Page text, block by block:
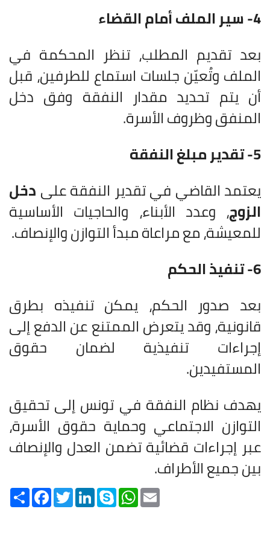
4- سير الملف أمام القضاء
بعد تقديم المطلب، تنظر المحكمة في
الملف وتُعيّن جلسات استماع للطرفين، قبل
أن يتم تحديد مقدار النفقة وفق دخل
المنفق وظروف الأسرة.
5- تقدير مبلغ النفقة
يعتمد القاضي في تقدير النفقة على دخل
الزوج، وعدد الأبناء، والحاجيات الأساسية
للمعيشة، مع مراعاة مبدأ التوازن والإنصاف.
6- تنفيذ الحكم
بعد صدور الحكم، يمكن تنفيذه بطرق
قانونية، وقد يتعرض الممتنع عن الدفع إلى
إجراءات تنفيذية لضمان حقوق
المستفيدين.
يهدف نظام النفقة في تونس إلى تحقيق
التوازن الاجتماعي وحماية حقوق الأسرة،
عبر إجراءات قضائية تضمن العدل والإنصاف
بين جميع الأطراف.
Share FacebookTwitterLinkedInSkype WhatsApp